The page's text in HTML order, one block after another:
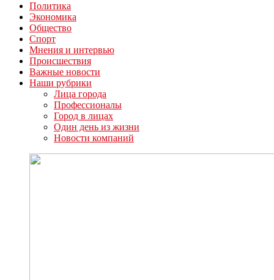
Политика
Экономика
Общество
Спорт
Мнения и интервью
Происшествия
Важные новости
Наши рубрики
Лица города
Профессионалы
Город в лицах
Один день из жизни
Новости компаний